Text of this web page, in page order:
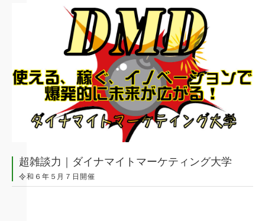
超雑談力｜ダイナマイトマーケティング大学
令和６年５月７日開催